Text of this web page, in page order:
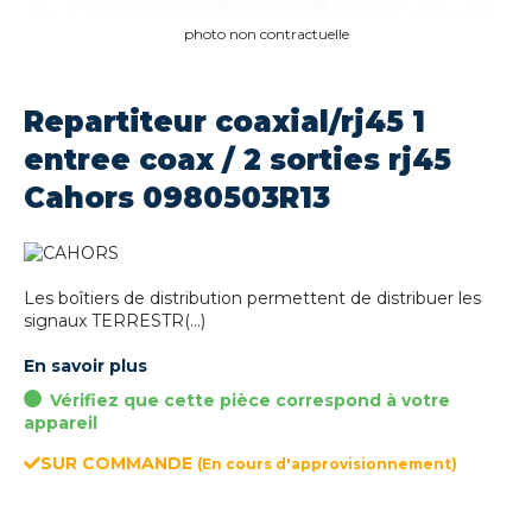
photo non contractuelle
Repartiteur coaxial/rj45 1
entree coax / 2 sorties rj45
Cahors 0980503R13
Les boîtiers de distribution permettent de distribuer les
signaux TERRESTR(...)
En savoir plus
Vérifiez que cette pièce correspond à votre
appareil
SUR COMMANDE (En cours d'approvisionnement)